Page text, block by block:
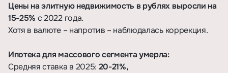
Цены на элитную недвижимость в рублях выросли на
15-25% с 2022 года.
Хотя в валюте – напротив – наблюдалась коррекция.
Ипотека для массового сегмента умерла:
Средняя ставка в 2025: 20-21%,